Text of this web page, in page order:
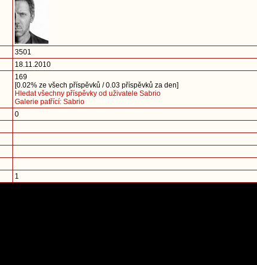
3501
18.11.2010
169
[0.02% ze všech příspěvků / 0.03 příspěvků za den]
Hledat všechny příspěvky od uživatele Sabrio
Galerie patřící: Sabrio
0
1